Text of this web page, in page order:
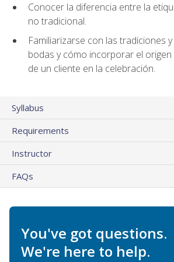
Conocer la diferencia entre la
no tradicional.
Familiarizarse con las tradiciones
bodas y cómo incorporar el
de un cliente en la celebración.
Syllabus
Requirements
Instructor
FAQs
You've got questions.
We're here to help.